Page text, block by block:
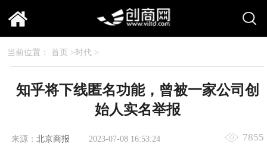
当前位置： 首页 >时代 >
知乎将下线匿名功能，曾被一家公司创
始人实名举报
来源： 北京商报 2023-07-08 16:53:24 7855